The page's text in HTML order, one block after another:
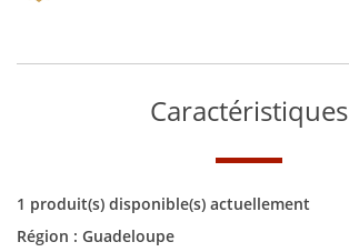
Caractéristiques
1 produit(s) disponible(s) actuellement
Région : Guadeloupe